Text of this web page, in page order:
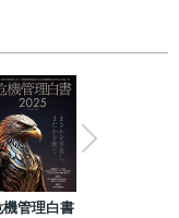
機管理白書